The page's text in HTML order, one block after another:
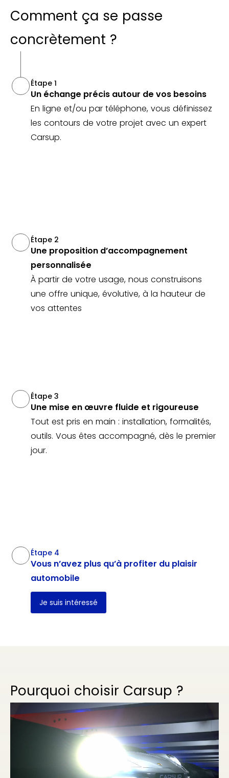
Comment ça se passe
concrètement ?
Étape 1
Un échange précis autour de vos besoins
En ligne et/ou par téléphone, vous définissez
les contours de votre projet avec un expert
Carsup.
Étape 2
Une proposition d’accompagnement
personnalisée
À partir de votre usage, nous construisons
une offre unique, évolutive, à la hauteur de
vos attentes
Étape 3
Une mise en œuvre fluide et rigoureuse
Tout est pris en main : installation, formalités,
outils. Vous êtes accompagné, dès le premier
jour.
Étape 4
Vous n’avez plus qu’à profiter du plaisir
automobile
Je suis intéressé
Pourquoi choisir Carsup ?